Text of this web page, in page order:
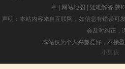
章 | 网站地图 | 疑难解答 陕
声明：本站内容来自互联网，如信息有错误可
会及时纠正，
本站仅为个人兴趣爱好，不接
小男孩